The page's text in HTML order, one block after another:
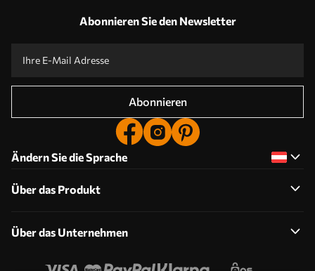
Abonnieren Sie den Newsletter
Abonnieren
Ändern Sie die Sprache
Über das Produkt
Über das Unternehmen